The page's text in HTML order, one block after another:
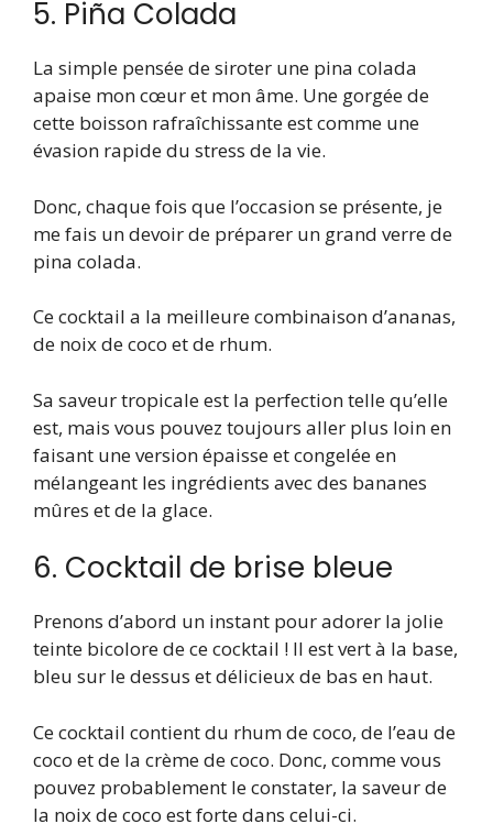
5. Piña Colada
La simple pensée de siroter une pina colada
apaise mon cœur et mon âme. Une gorgée de
cette boisson rafraîchissante est comme une
évasion rapide du stress de la vie.
Donc, chaque fois que l’occasion se présente, je
me fais un devoir de préparer un grand verre de
pina colada.
Ce cocktail a la meilleure combinaison d’ananas,
de noix de coco et de rhum.
Sa saveur tropicale est la perfection telle qu’elle
est, mais vous pouvez toujours aller plus loin en
faisant une version épaisse et congelée en
mélangeant les ingrédients avec des bananes
mûres et de la glace.
6. Cocktail de brise bleue
Prenons d’abord un instant pour adorer la jolie
teinte bicolore de ce cocktail ! Il est vert à la base,
bleu sur le dessus et délicieux de bas en haut.
Ce cocktail contient du rhum de coco, de l’eau de
coco et de la crème de coco. Donc, comme vous
pouvez probablement le constater, la saveur de
la noix de coco est forte dans celui-ci.